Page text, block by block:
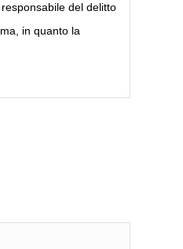
del delitto
in quanto la